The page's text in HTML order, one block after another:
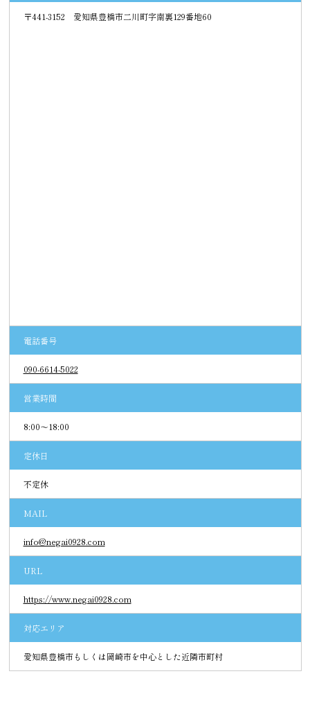
〒441-3152 愛知県豊橋市二川町字南裏129番地60
電話番号
090-6614-5022
営業時間
8:00～18:00
定休日
不定休
MAIL
info@negai0928.com
URL
https://www.negai0928.com
対応エリア
愛知県豊橋市もしくは岡崎市を中心とした近隣市町村